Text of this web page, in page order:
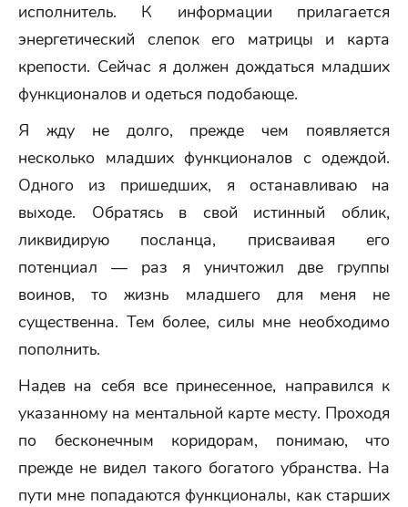
исполнитель. К информации прилагается
энергетический слепок его матрицы и карта
крепости. Сейчас я должен дождаться младших
функционалов и одеться подобающе.
Я жду не долго, прежде чем появляется
несколько младших функционалов с одеждой.
Одного из пришедших, я останавливаю на
выходе. Обратясь в свой истинный облик,
ликвидирую посланца, присваивая его
потенциал — раз я уничтожил две группы
воинов, то жизнь младшего для меня не
существенна. Тем более, силы мне необходимо
пополнить.
Надев на себя все принесенное, направился к
указанному на ментальной карте месту. Проходя
по бесконечным коридорам, понимаю, что
прежде не видел такого богатого убранства. На
пути мне попадаются функционалы, как старших